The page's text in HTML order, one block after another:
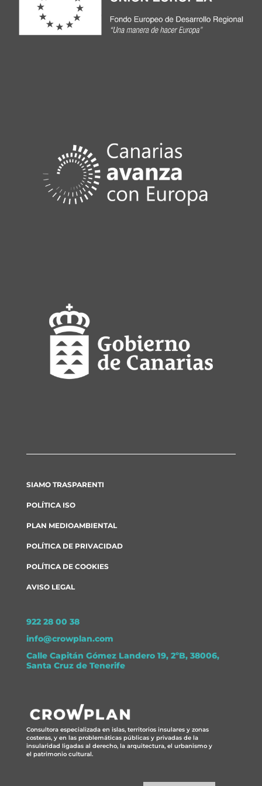
SIAMO TRASPARENTI
POLÍTICA ISO
PLAN MEDIOAMBIENTAL
POLÍTICA DE PRIVACIDAD
POLÍTICA DE COOKIES
AVISO LEGAL
922 28 00 38
info@crowplan.com
Calle Capitán Gómez Landero 19, 2ºB, 38006,
Santa Cruz de Tenerife
Consultora especializada en islas, territorios insulares y zonas
costeras, y en las problemáticas públicas y privadas de la
insularidad ligadas al derecho, la arquitectura, el urbanismo y
el patrimonio cultural.